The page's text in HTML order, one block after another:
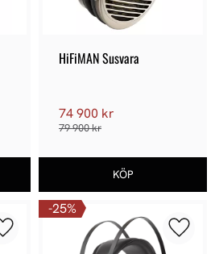
HiFiMAN Susvara
74 900 kr
79 900kr
Lägg till i favoriter
25%
Lägg